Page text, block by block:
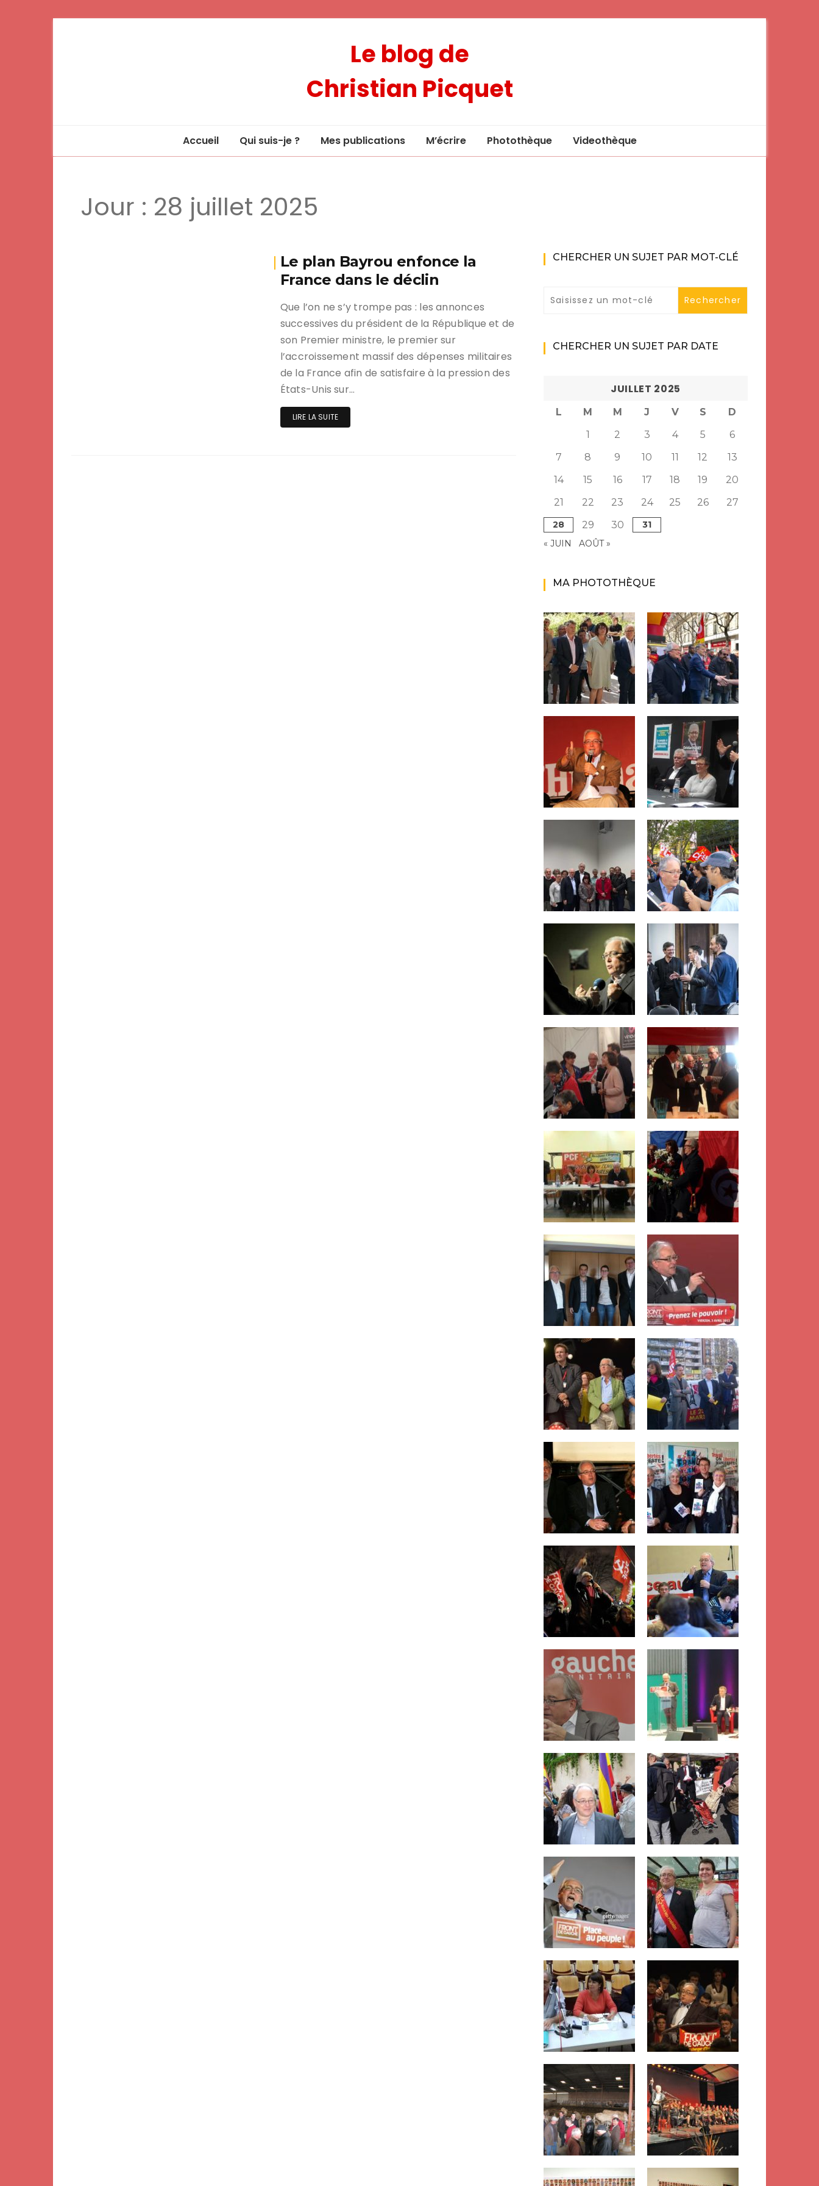
Le blog de
Christian Picquet
Accueil Qui suis-je ? Mes publications M’écrire Photothèque Videothèque
Jour : 28 juillet 2025
Le plan Bayrou enfonce la
France dans le déclin
Que l’on ne s’y trompe pas : les annonces
successives du président de la République et de
son Premier ministre, le premier sur
l’accroissement massif des dépenses militaires
de la France afin de satisfaire à la pression des
États-Unis sur…
LIRE LA SUITE
CHERCHER UN SUJET PAR MOT-CLÉ
CHERCHER UN SUJET PAR DATE
JUILLET 2025
L M M J V S
D
1
2 3 4 5
6
7
8 9 10 11 12
13
14
15 16 17 18 19
20
21
22 23 24 25 26 27
28 29 30
31
« JUIN
AOÛT »
MA PHOTOTHÈQUE